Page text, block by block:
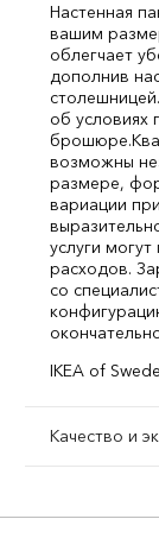
Настенная
вашим
облегчает
дополнив
столешницей.
об условиях
брошюре.
возможны
размере,
вариации
услуги
расходов.
со
IKEA of
Качество и